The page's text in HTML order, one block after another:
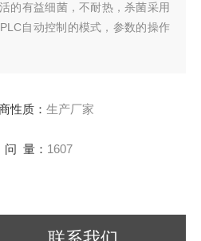
的有益细菌，不耐热，杀菌采用
自动控制的模式，参数的操作
性质：生产厂家
问 量： 1607